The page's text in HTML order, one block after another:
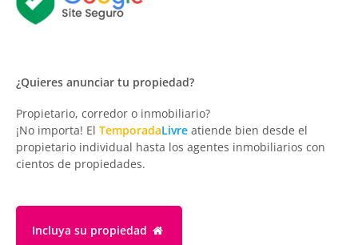
¿Quieres anunciar tu propiedad?
Propietario, corredor o inmobiliario?
¡No importa! El TemporadaLivre atiende bien desde el
propietario individual hasta los agentes inmobiliarios con
cientos de propiedades.
Incluya su propiedad